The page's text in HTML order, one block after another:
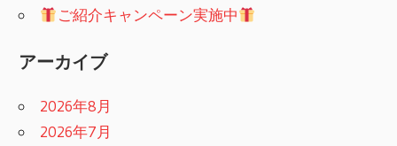
ご紹介キャンペーン実施中
アーカイブ
2026年8月
2026年7月